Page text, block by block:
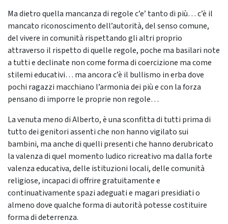
Ma dietro quella mancanza di regole c’e’ tanto di più… c’è il
mancato riconoscimento dell’autorità, del senso comune,
del vivere in comunità rispettando gli altri proprio
attraverso il rispetto di quelle regole, poche ma basilari note
a tutti e declinate non come forma di coercizione ma come
stilemi educativi… ma ancora c’è il bullismo in erba dove
pochi ragazzi macchiano l’armonia dei più e con la forza
pensano di imporre le proprie non regole…
La venuta meno di Alberto, è una sconfitta di tutti prima di
tutto dei genitori assenti che non hanno vigilato sui
bambini, ma anche di quelli presenti che hanno derubricato
la valenza di quel momento ludico ricreativo ma dalla forte
valenza educativa, delle istituzioni locali, delle comunità
religiose, incapaci di offrire gratuitamente e
continuativamente spazi adeguati e magari presidiati o
almeno dove qualche forma di autorità potesse costituire
forma di deterrenza.